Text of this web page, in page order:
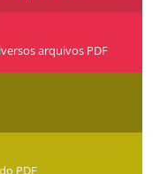
arquivos PDF
PDF